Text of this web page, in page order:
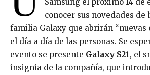
conocer sus novedades de
familia Galaxy que abrirán “nuevas
el día a día de las personas. Se
evento se presente Galaxy S21 , el
insignia de la compañía, que